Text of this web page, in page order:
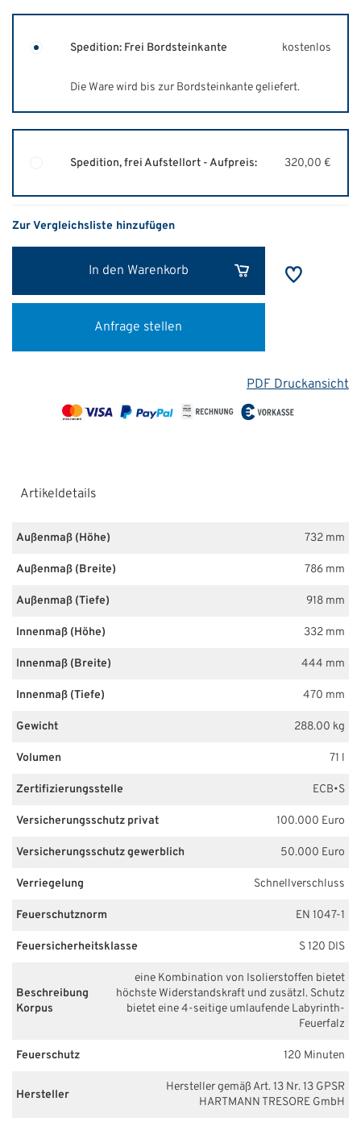
Spedition: Frei Bordsteinkante kostenlos
Die Ware wird bis zur Bordsteinkante geliefert.
Spedition, frei Aufstellort - Aufpreis: 320,00 €
Zur Vergleichsliste hinzufügen
In den Warenkorb
Anfrage stellen
PDF Druckansicht
Artikeldetails
Außenmaß (Höhe) 732 mm
Außenmaß (Breite) 786 mm
Außenmaß (Tiefe) 918 mm
Innenmaß (Höhe) 332 mm
Innenmaß (Breite) 444 mm
Innenmaß (Tiefe) 470 mm
Gewicht 288.00 kg
Volumen 71 l
Zertifizierungsstelle ECB•S
Versicherungsschutz privat 100.000 Euro
Versicherungsschutz gewerblich 50.000 Euro
Verriegelung Schnellverschluss
Feuerschutznorm EN 1047-1
Feuersicherheitsklasse S 120 DIS
Beschreibung
Korpus
eine Kombination von Isolierstoffen bietet
höchste Widerstandskraft und zusätzl. Schutz
bietet eine 4-seitige umlaufende Labyrinth-
Feuerfalz
Feuerschutz 120 Minuten
Hersteller
Hersteller gemäß Art. 13 Nr. 13 GPSR
HARTMANN TRESORE GmbH